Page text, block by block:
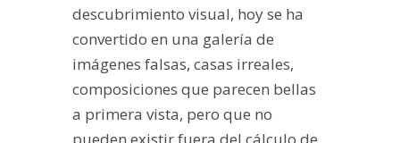
descubrimiento visual, hoy se ha
convertido en una galería de
imágenes falsas, casas irreales,
composiciones que parecen bellas
a primera vista, pero que no